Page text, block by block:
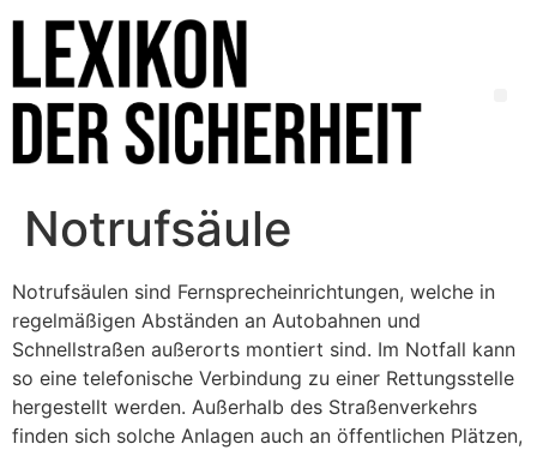
Notrufsäule
Notrufsäulen sind Fernsprecheinrichtungen, welche in
regelmäßigen Abständen an Autobahnen und
Schnellstraßen außerorts montiert sind. Im Notfall kann
so eine telefonische Verbindung zu einer Rettungsstelle
hergestellt werden. Außerhalb des Straßenverkehrs
finden sich solche Anlagen auch an öffentlichen Plätzen,